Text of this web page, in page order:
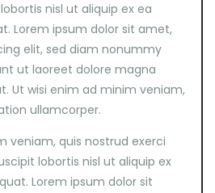
nisl ut aliquip ex ea
Lorem ipsum dolor sit amet,
elit, sed diam nonummy
ut laoreet dolore magna
Ut wisi enim ad minim veniam,
ullamcorper.
veniam, quis nostrud exerci
lobortis nisl ut aliquip ex
Lorem ipsum dolor sit